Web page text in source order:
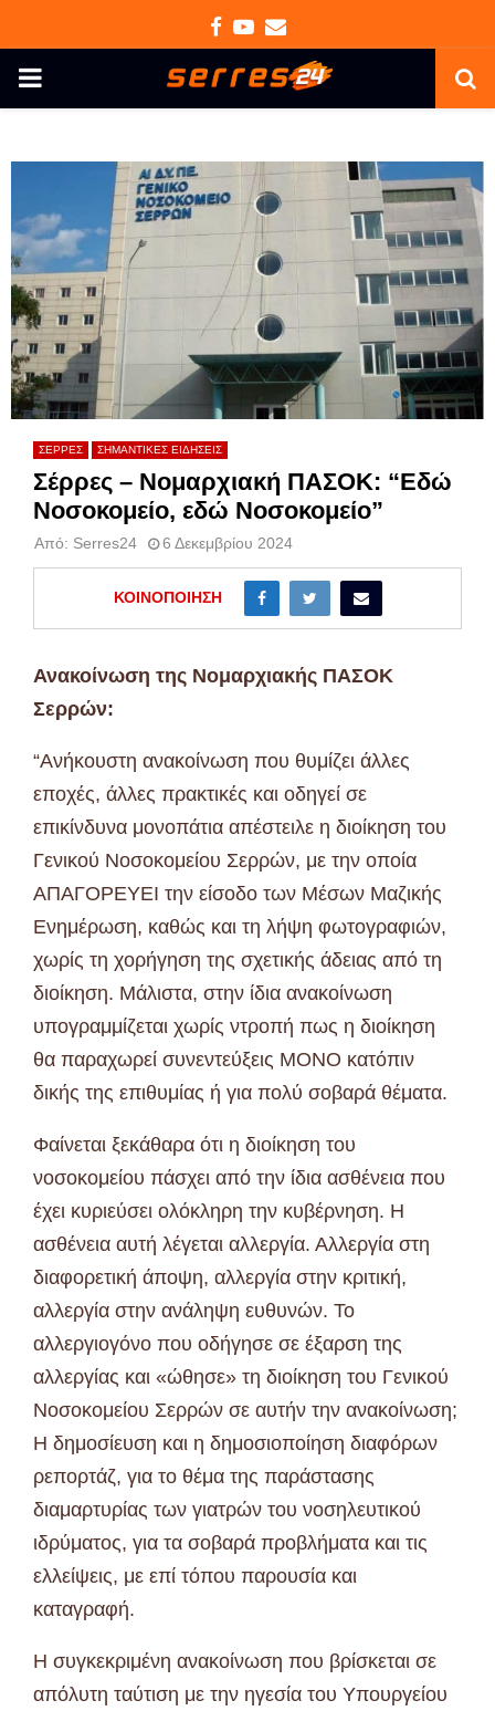
Facebook
Youtube
Email
PRIMARY
ΣΕΡΡΕΣ ΣΗΜΑΝΤΙΚΕΣ ΕΙΔΗΣΕΙΣ
Σέρρες – Νομαρχιακή ΠΑΣΟΚ: “Εδώ
Νοσοκομείο, εδώ Νοσοκομείο”
Από: Serres24 6 Δεκεμβρίου 2024
ΚΟΙΝΟΠΟΊΗΣΗ
Ανακοίνωση της Νομαρχιακής ΠΑΣΟΚ
Σερρών:
“Ανήκουστη ανακοίνωση που θυμίζει άλλες
εποχές, άλλες πρακτικές και οδηγεί σε
επικίνδυνα μονοπάτια απέστειλε η διοίκηση του
Γενικού Νοσοκομείου Σερρών, με την οποία
ΑΠΑΓΟΡΕΥΕΙ την είσοδο των Μέσων Μαζικής
Ενημέρωση, καθώς και τη λήψη φωτογραφιών,
χωρίς τη χορήγηση της σχετικής άδειας από τη
διοίκηση. Μάλιστα, στην ίδια ανακοίνωση
υπογραμμίζεται χωρίς ντροπή πως η διοίκηση
θα παραχωρεί συνεντεύξεις ΜΟΝΟ κατόπιν
δικής της επιθυμίας ή για πολύ σοβαρά θέματα.
Φαίνεται ξεκάθαρα ότι η διοίκηση του
νοσοκομείου πάσχει από την ίδια ασθένεια που
έχει κυριεύσει ολόκληρη την κυβέρνηση. Η
ασθένεια αυτή λέγεται αλλεργία. Αλλεργία στη
διαφορετική άποψη, αλλεργία στην κριτική,
αλλεργία στην ανάληψη ευθυνών. Το
αλλεργιογόνο που οδήγησε σε έξαρση της
αλλεργίας και «ώθησε» τη διοίκηση του Γενικού
Νοσοκομείου Σερρών σε αυτήν την ανακοίνωση;
Η δημοσίευση και η δημοσιοποίηση διαφόρων
ρεπορτάζ, για το θέμα της παράστασης
διαμαρτυρίας των γιατρών του νοσηλευτικού
ιδρύματος, για τα σοβαρά προβλήματα και τις
ελλείψεις, με επί τόπου παρουσία και
καταγραφή.
Η συγκεκριμένη ανακοίνωση που βρίσκεται σε
απόλυτη ταύτιση με την ηγεσία του Υπουργείου